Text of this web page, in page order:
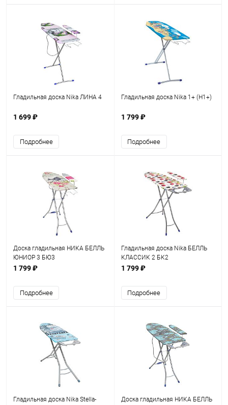
Гладильная доска Nika ЛИНА 4
1 699 ₽
Подробнее
Гладильная доска Nika 1+ (Н1+)
1 799 ₽
Подробнее
Доска гладильная НИКА БЕЛЛЬ
ЮНИОР 3 БЮ3
1 799 ₽
Подробнее
Гладильная доска Nika БЕЛЛЬ
КЛАССИК 2 БК2
1 799 ₽
Подробнее
Гладильная доска Nika Stella- Доска гладильная НИКА БЕЛЛЬ